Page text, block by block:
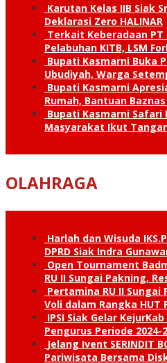
Karutan Kelas IIB Siak
Deklarasi Zero HALINAR
Terkait Keberadaan PT
Pelabuhan KITB, LSM
Bupati Kasmarni Buka
Ubudiyah, Warga
Bupati Kasmarni
Rumah, Bantuan
Bupati Kasmarni Safari
Masyarakat Ikut
OLAHRAGA
Harlah dan Wisuda
DPRD Siak Indra
Open Tournament
RU II Sungai Pakning,
Pertamina RU II
Voli dalam Rangka
IPSI Siak Gelar
Pengurus Periode 2024-
Jelang Ivent SERINDIT
Pariwisata Bersama